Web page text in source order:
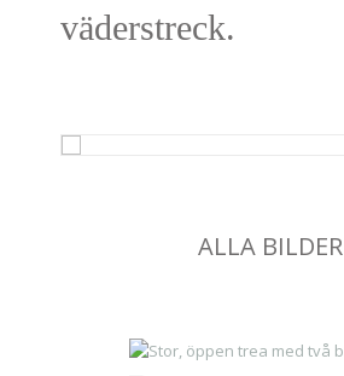
väderstreck.
ALLA BILDER